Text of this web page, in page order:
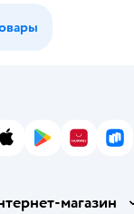
App StoreGoogle Play
магазин